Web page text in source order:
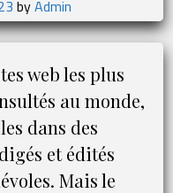
le
réseau
byAdmin
web les plus
au monde,
dans des
et édités
Mais le